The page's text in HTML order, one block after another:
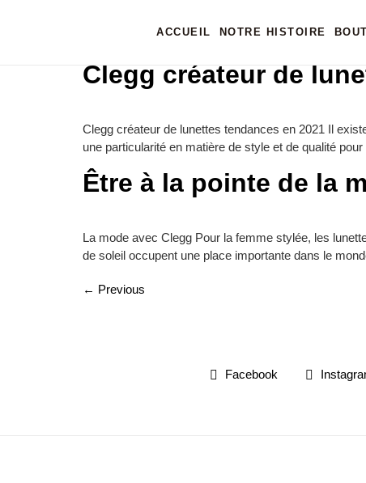
ACCUEIL NOTRE HISTOIRE
Category:Lifestyle
Clegg créateur de
Clegg créateur de lunettes tendances en 2021 Il
une particularité en matière de style et de qualité
Être à la pointe de la
La mode avec Clegg Pour la femme stylée, les
de soleil occupent une place importante dans le
← Previous
Facebook